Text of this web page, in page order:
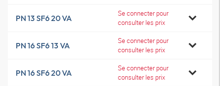
PN 13 SF6 20 VA
Se connecter pour
consulter les prix
PN 16 SF6 13 VA
Se connecter pour
consulter les prix
PN 16 SF6 20 VA
Se connecter pour
consulter les prix